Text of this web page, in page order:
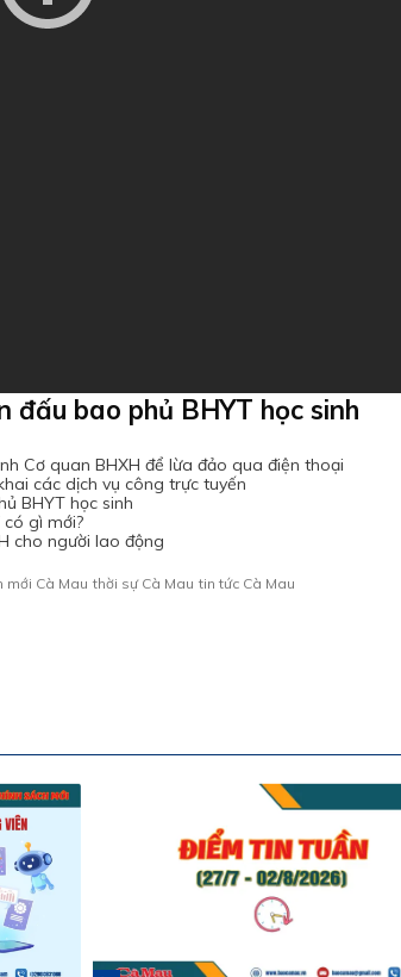
đấu bao phủ BHYT học sinh
Cơ quan BHXH để lừa đảo qua điện thoại
các dịch vụ công trực tuyến
BHYT học sinh
có gì mới?
cho người lao động
mới Cà Mau thời sự Cà Mau tin tức Cà Mau